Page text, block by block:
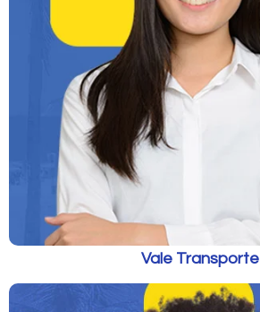
Vale Transporte